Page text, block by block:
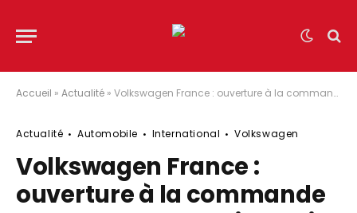
Accueil » Actualité » Volkswagen France : ouverture à la commande de la nouvelle version huit places du Multivan
Actualité Automobile International Volkswagen
Volkswagen France :
ouverture à la commande